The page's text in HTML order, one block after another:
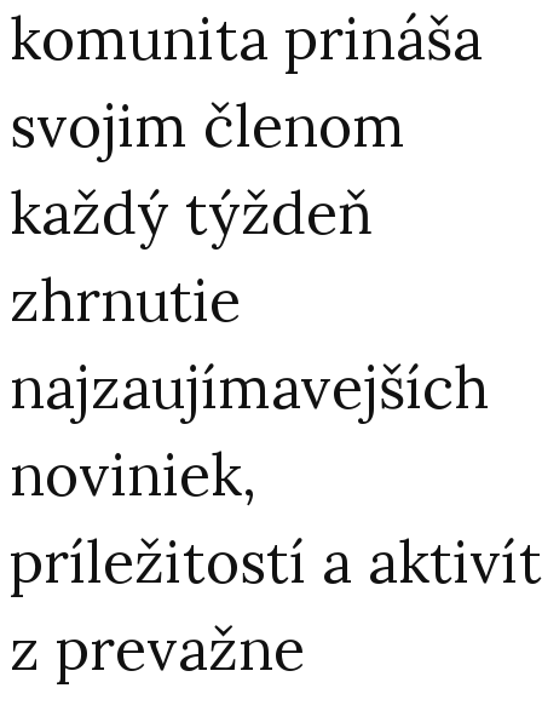
komunita prináša
svojim členom
každý týždeň
zhrnutie
najzaujímavejších
noviniek,
príležitostí a aktivít
z prevažne